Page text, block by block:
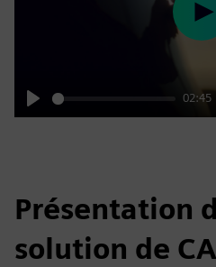
Play
02:45
Présentation
solution de